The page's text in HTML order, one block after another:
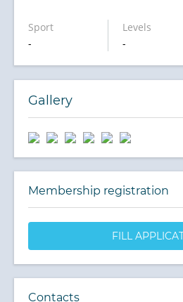
Sport
-
Levels
-
Gallery
Membership registration
FILL
Contacts